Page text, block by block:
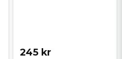
245 kr